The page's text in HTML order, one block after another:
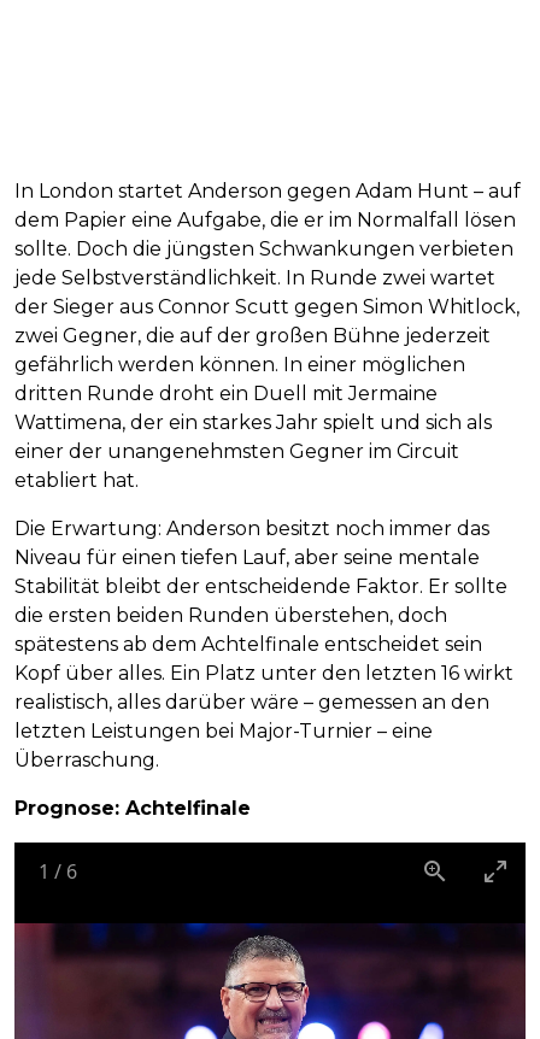
In London startet Anderson gegen Adam Hunt – auf
dem Papier eine Aufgabe, die er im Normalfall lösen
sollte. Doch die jüngsten Schwankungen verbieten
jede Selbstverständlichkeit. In Runde zwei wartet
der Sieger aus Connor Scutt gegen Simon Whitlock,
zwei Gegner, die auf der großen Bühne jederzeit
gefährlich werden können. In einer möglichen
dritten Runde droht ein Duell mit Jermaine
Wattimena, der ein starkes Jahr spielt und sich als
einer der unangenehmsten Gegner im Circuit
etabliert hat.
Die Erwartung: Anderson besitzt noch immer das
Niveau für einen tiefen Lauf, aber seine mentale
Stabilität bleibt der entscheidende Faktor. Er sollte
die ersten beiden Runden überstehen, doch
spätestens ab dem Achtelfinale entscheidet sein
Kopf über alles. Ein Platz unter den letzten 16 wirkt
realistisch, alles darüber wäre – gemessen an den
letzten Leistungen bei Major-Turnier – eine
Überraschung.
Prognose: Achtelfinale
1 / 6